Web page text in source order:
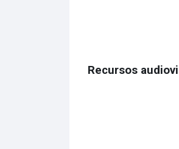
Recursos